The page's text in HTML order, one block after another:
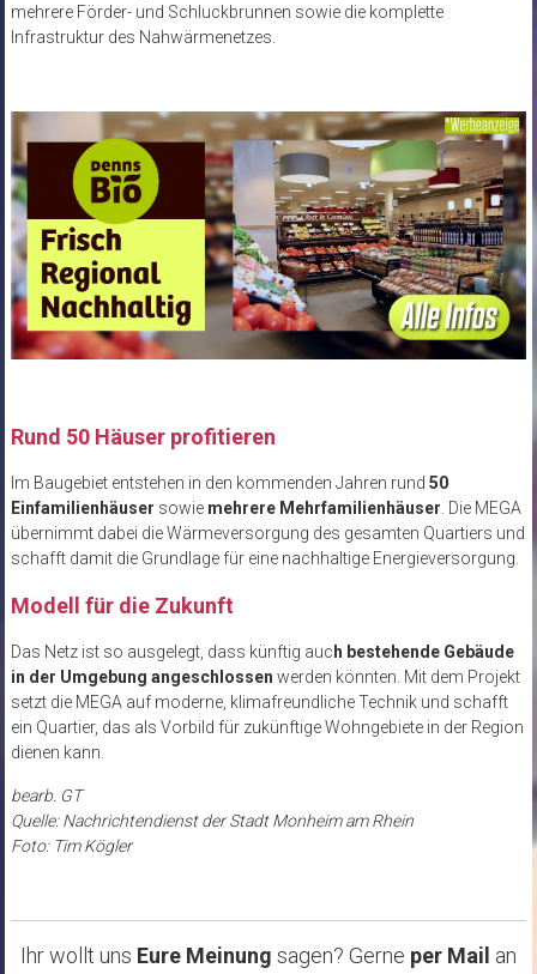
mehrere Förder- und Schluckbrunnen sowie die komplette
Infrastruktur des Nahwärmenetzes.
Rund 50 Häuser profitieren
Im Baugebiet entstehen in den kommenden Jahren rund 50
Einfamilienhäuser sowiemehrere Mehrfamilienhäuser. Die MEGA
übernimmt dabei die Wärmeversorgung des gesamten Quartiers und
schafft damit die Grundlage für eine nachhaltige Energieversorgung.
Modell für die Zukunft
Das Netz ist so ausgelegt, dass künftig auc h bestehende Gebäude
in der Umgebung angeschlossen werden könnten. Mit dem Projekt
setzt die MEGA auf moderne, klimafreundliche Technik und schafft
ein Quartier, das als Vorbild für zukünftige Wohngebiete in der Region
dienen kann.
bearb. GT
Quelle: Nachrichtendienst der Stadt Monheim am Rhein
Foto: Tim Kögler
Ihr wollt uns Eure Meinung sagen? Gerne per Mail an